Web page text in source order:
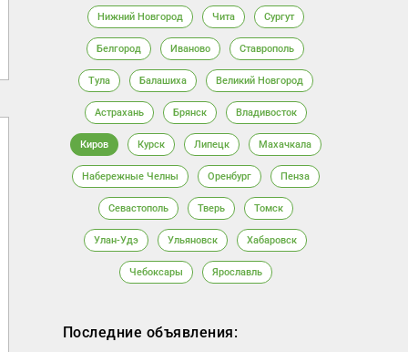
Нижний Новгород Чита Сургут
Белгород Иваново Ставрополь
Тула Балашиха Великий Новгород
Астрахань Брянск Владивосток
Киров Курск Липецк Махачкала
Набережные Челны Оренбург Пенза
Севастополь Тверь Томск
Улан-Удэ Ульяновск Хабаровск
Чебоксары Ярославль
Последние объявления: